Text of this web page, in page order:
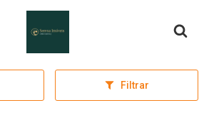
Filtrar